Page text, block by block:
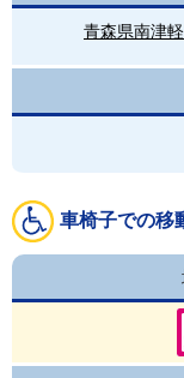
青森県南津
車椅子での移